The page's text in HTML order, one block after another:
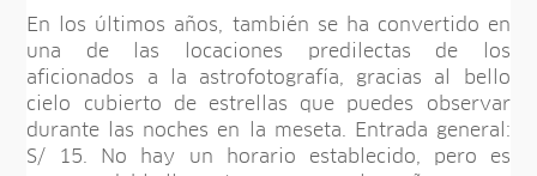
En los últimos años, también se ha convertido en
una de las locaciones predilectas de los
aficionados a la astrofotografía, gracias al bello
cielo cubierto de estrellas que puedes observar
durante las noches en la meseta. Entrada general:
S/ 15. No hay un horario establecido, pero es